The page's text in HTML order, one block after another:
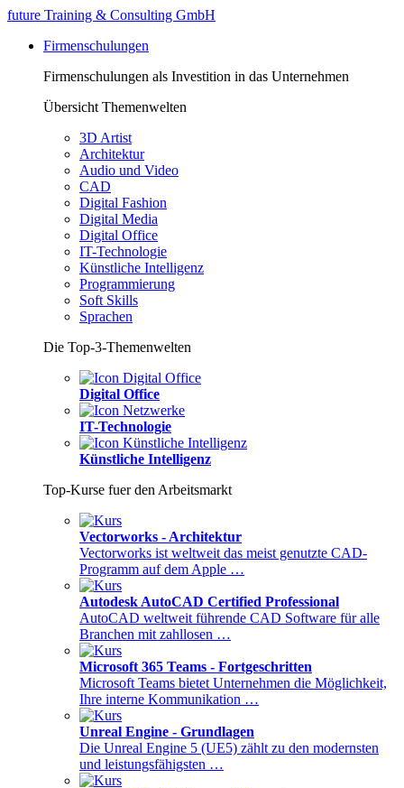
future Training & Consulting GmbH
Firmenschulungen
Firmenschulungen als Investition in das Unternehmen
Übersicht Themenwelten
3D Artist
Architektur
Audio und Video
CAD
Digital Fashion
Digital Media
Digital Office
IT-Technologie
Künstliche Intelligenz
Programmierung
Soft Skills
Sprachen
Die Top-3-Themenwelten
Digital Office
IT-Technologie
Künstliche Intelligenz
Top-Kurse fuer den Arbeitsmarkt
Vectorworks - Architektur
Vectorworks ist weltweit das meist genutzte CAD-
Programm auf dem Apple …
Autodesk AutoCAD Certified Professional
AutoCAD weltweit führende CAD Software für alle
Branchen mit zahllosen …
Microsoft 365 Teams - Fortgeschritten
Microsoft Teams bietet Unternehmen die Möglichkeit,
Ihre interne Kommunikation …
Unreal Engine - Grundlagen
Die Unreal Engine 5 (UE5) zählt zu den modernsten
und leistungsfähigsten …